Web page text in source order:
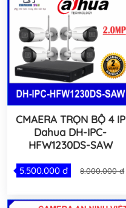
CMAERA TRỌN BỘ 4 IP
Dahua DH-IPC-
HFW1230DS-SAW
5.500.000 đ 8.000.000 đ